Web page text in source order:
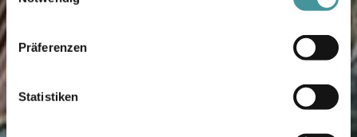
Präferenzen
Statistiken